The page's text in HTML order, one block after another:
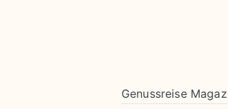
Genussreise